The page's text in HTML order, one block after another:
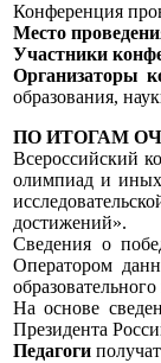
Конференция
Место
Участники
Организаторы
образования,
ПО ИТОГАМ
Всероссийский
олимпиад и иных
достижений».
Сведения о
Оператором
На основе
Президента
Педагоги